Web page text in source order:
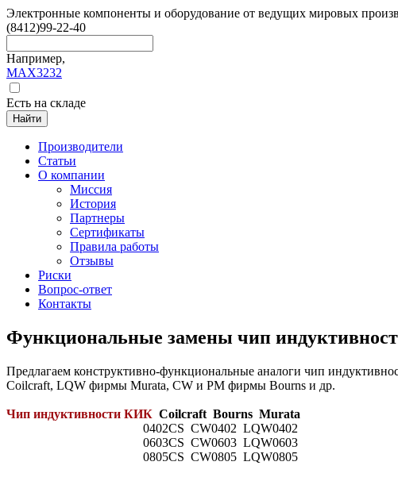
Электронные компоненты и оборудование от ведущих мировых
(8412)99-22-40
Например,
MAX3232
Есть на складе
Найти
Производители
Статьи
О компании
Миссия
История
Партнеры
Сертификаты
Правила работы
Отзывы
Риски
Вопрос-ответ
Контакты
Функциональные замены чип
Предлагаем конструктивно-функциональные аналоги чип
Coilcraft, LQW фирмы Murata, CW и PM фирмы Bourns и др.
Чип индуктивности КИК Coilcraft Bourns Murata
0402CS CW0402 LQW0402
0603CS CW0603 LQW0603
0805CS CW0805 LQW0805